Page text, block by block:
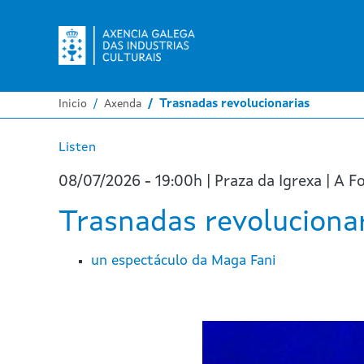
Inicio Axenda Trasnadas revolucionarias
Listen
08/07/2026 - 19:00h | Praza da Igrexa | A
Trasnadas
un espectáculo da Maga Fani